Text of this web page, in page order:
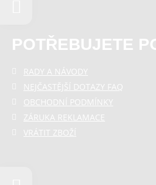
POTŘEBUJETE
RADY A NÁVODY
NEJČASTĚJŠÍ DOTAZY FAQ
OBCHODNÍ PODMÍNKY
ZÁRUKA REKLAMACE
VRÁTIT ZBOŽÍ